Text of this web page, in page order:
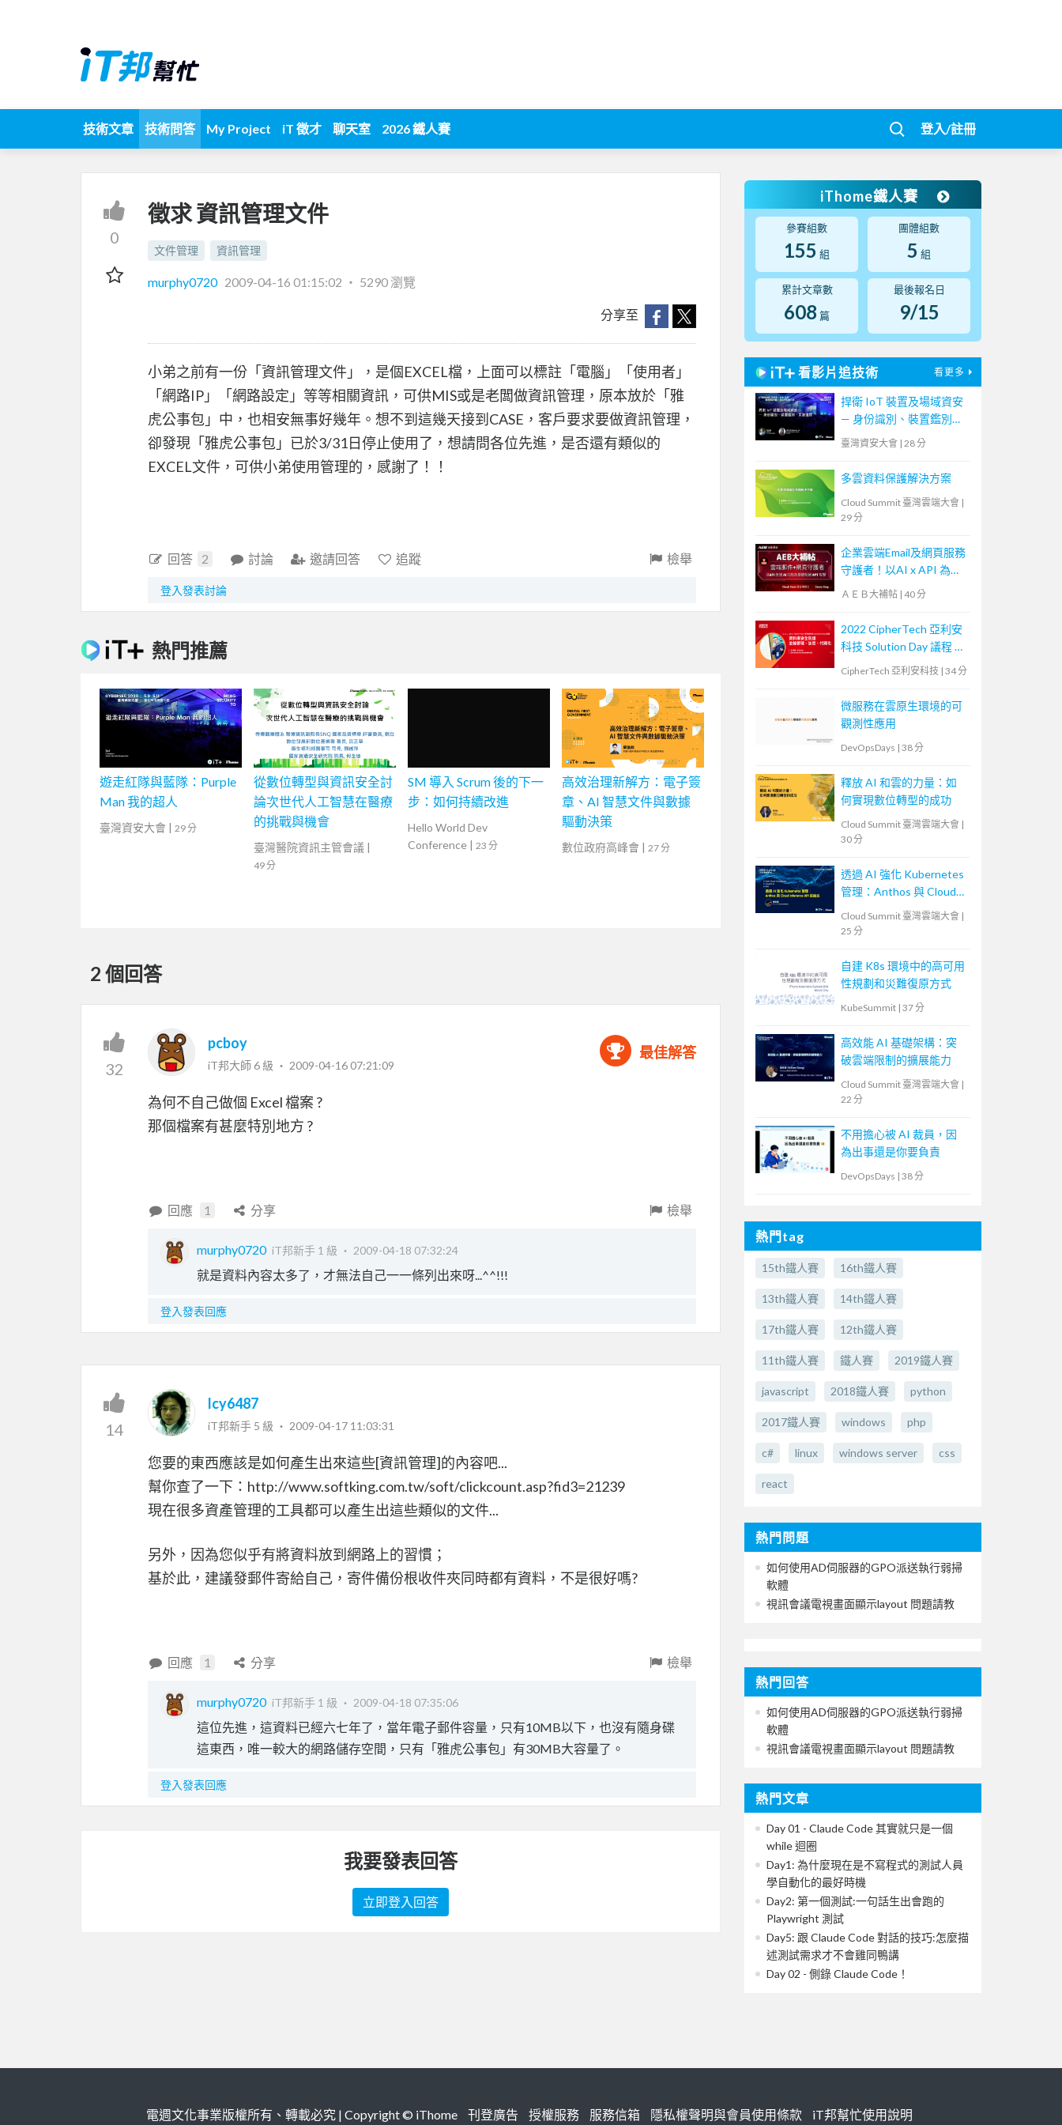
技術文章 技術問答 My Project iT 徵才 聊天室 2026 鐵人賽 登入/註冊
0
徵求 資訊管理文件
文件管理 資訊管理
murphy0720 2009-04-16 01:15:02 ‧ 5290 瀏覽
分享至
小弟之前有一份「資訊管理文件」，是個EXCEL檔，上面可以標註「電腦」「使用者」
「網路IP」「網路設定」等等相關資訊，可供MIS或是老闆做資訊管理，原本放於「雅
虎公事包」中，也相安無事好幾年。想不到這幾天接到CASE，客戶要求要做資訊管理，
卻發現「雅虎公事包」已於3/31日停止使用了，想請問各位先進，是否還有類似的
EXCEL文件，可供小弟使用管理的，感謝了！！
回答 2 討論 邀請回答 追蹤 檢舉
登入發表討論
熱門推薦
遊走紅隊與藍隊：Purple
Man 我的超人
臺灣資安大會 | 29 分
從數位轉型與資訊安全討
論次世代人工智慧在醫療
的挑戰與機會
臺灣醫院資訊主管會議 |
49 分
SM 導入 Scrum 後的下一
步：如何持續改進
Hello World Dev
Conference | 23 分
高效治理新解方：電子簽
章、AI 智慧文件與數據
驅動決策
數位政府高峰會 | 27 分
2 個回答
32
pcboy
iT邦大師 6 級 ‧ 2009-04-16 07:21:09
最佳解答
為何不自己做個 Excel 檔案 ?
那個檔案有甚麼特別地方 ?
回應 1 分享 檢舉
murphy0720 iT邦新手 1 級 ‧ 2009-04-18 07:32:24
就是資料內容太多了，才無法自己一一條列出來呀...^^!!!
登入發表回應
14
lcy6487
iT邦新手 5 級 ‧ 2009-04-17 11:03:31
您要的東西應該是如何產生出來這些[資訊管理]的內容吧...
幫你查了一下：http://www.softking.com.tw/soft/clickcount.asp?fid3=21239
現在很多資產管理的工具都可以產生出這些類似的文件...
另外，因為您似乎有將資料放到網路上的習慣；
基於此，建議發郵件寄給自己，寄件備份根收件夾同時都有資料，不是很好嗎?
回應 1 分享 檢舉
murphy0720 iT邦新手 1 級 ‧ 2009-04-18 07:35:06
這位先進，這資料已經六七年了，當年電子郵件容量，只有10MB以下，也沒有隨身碟
這東西，唯一較大的網路儲存空間，只有「雅虎公事包」有30MB大容量了。
登入發表回應
我要發表回答
立即登入回答
iThome鐵人賽
參賽組數
155 組
團體組數
5 組
累計文章數
608 篇
最後報名日
9/15
看影片追技術 看更多
捍衛 IoT 裝置及場域資安
— 身份識別、裝置鑑別、
災害還原
臺灣資安大會 | 28 分
多雲資料保護解決方案
Cloud Summit 臺灣雲端大會 |
29 分
企業雲端Email及網頁服務
守護者！以AI x API 為基
礎阻絕APT攻擊【宏碁資
ＡＥＢ大補帖 | 40 分
2022 CipherTech 亞利安
科技 Solution Day 議程 —
資料庫安全防護，金鑰管
CipherTech 亞利安科技 | 34 分
微服務在雲原生環境的可
觀測性應用
DevOpsDays | 38 分
釋放 AI 和雲的力量：如
何實現數位轉型的成功
Cloud Summit 臺灣雲端大會 |
30 分
透過 AI 強化 Kubernetes
管理：Anthos 與 Cloud
Inference API 的結合
Cloud Summit 臺灣雲端大會 |
25 分
自建 K8s 環境中的高可用
性規劃和災難復原方式
KubeSummit | 37 分
高效能 AI 基礎架構：突
破雲端限制的擴展能力
Cloud Summit 臺灣雲端大會 |
22 分
不用擔心被 AI 裁員，因
為出事還是你要負責
DevOpsDays | 38 分
熱門tag
15th鐵人賽 16th鐵人賽
13th鐵人賽 14th鐵人賽
17th鐵人賽 12th鐵人賽
11th鐵人賽 鐵人賽 2019鐵人賽
javascript 2018鐵人賽 python
2017鐵人賽 windows php
c# linux windows server css
react
熱門問題
如何使用AD伺服器的GPO派送執行弱掃
軟體
視訊會議電視畫面顯示layout 問題請教
熱門回答
如何使用AD伺服器的GPO派送執行弱掃
軟體
視訊會議電視畫面顯示layout 問題請教
熱門文章
Day 01 - Claude Code 其實就只是一個
while 迴圈
Day1: 為什麼現在是不寫程式的測試人員
學自動化的最好時機
Day2: 第一個測試:一句話生出會跑的
Playwright 測試
Day5: 跟 Claude Code 對話的技巧:怎麼描
述測試需求才不會雞同鴨講
Day 02 - 側錄 Claude Code！
電週文化事業版權所有、轉載必究 | Copyright © iThome 刊登廣告 授權服務 服務信箱 隱私權聲明與會員使用條款 iT邦幫忙使用說明